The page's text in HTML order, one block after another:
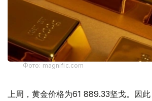
Фото: magnific.com
上周，黄金价格为61 889.33坚戈。因